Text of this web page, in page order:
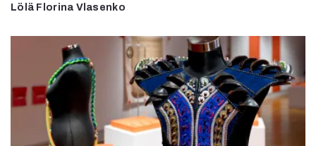
Lölä Florina Vlasenko